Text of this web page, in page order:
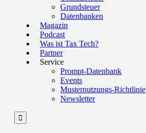
Grundsteuer
Datenbanken
Magazin
Podcast
Was ist Tax Tech?
Partner
Service
Prompt-Datenbank
Events
Musternutzungs-Richtlinie
Newsletter
